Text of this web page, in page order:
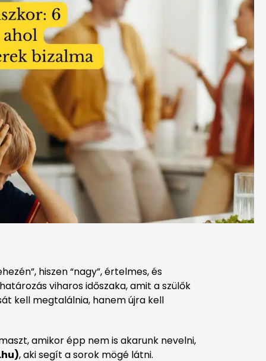
hiszen “nagy”, értelmes, és
viharos időszaka, amit a szülők
kell megtalálnia, hanem újra kell
amikor épp nem is akarunk nevelni,
), aki segít a sorok mögé látni.